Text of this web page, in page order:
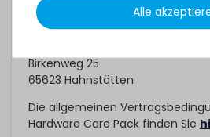
Dieses Hardware Care Pack ein
Birkenweg 25
65623 Hahnstätten
Die allgemeinen
Hardware Care Pack finden Sie
Alle